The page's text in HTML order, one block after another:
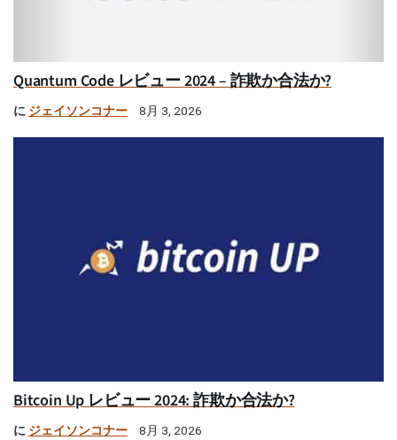
Quantum Code レビュー 2024 – 詐欺か合法か?
に ジェイソンコナー 8月 3, 2026
Bitcoin Up レビュー 2024: 詐欺か合法か?
に ジェイソンコナー 8月 3, 2026